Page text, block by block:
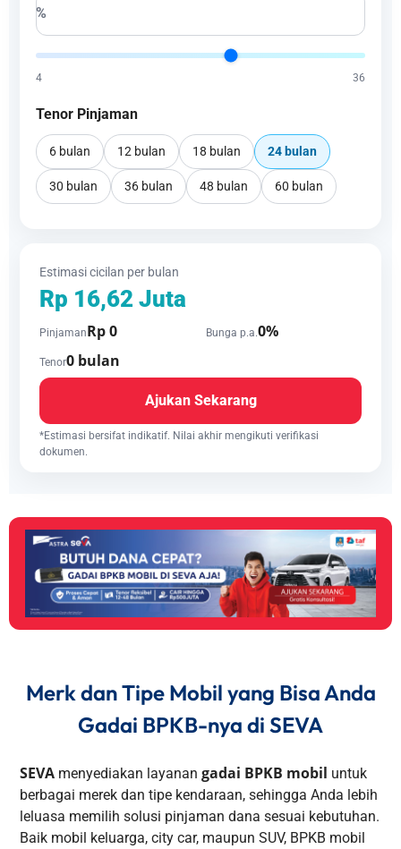
%
4 36
Tenor Pinjaman
6 bulan 12 bulan 18 bulan 24 bulan
30 bulan 36 bulan 48 bulan 60 bulan
Estimasi cicilan per bulan
Rp 16,62 Juta
PinjamanRp 0 Bunga p.a.0%
Tenor0 bulan
Ajukan Sekarang
*Estimasi bersifat indikatif. Nilai akhir mengikuti verifikasi
dokumen.
Merk dan Tipe Mobil yang Bisa Anda
Gadai BPKB-nya di SEVA
SEVA menyediakan layanan gadai BPKB mobil untuk
berbagai merek dan tipe kendaraan, sehingga Anda lebih
leluasa memilih solusi pinjaman dana sesuai kebutuhan.
Baik mobil keluarga, city car, maupun SUV, BPKB mobil